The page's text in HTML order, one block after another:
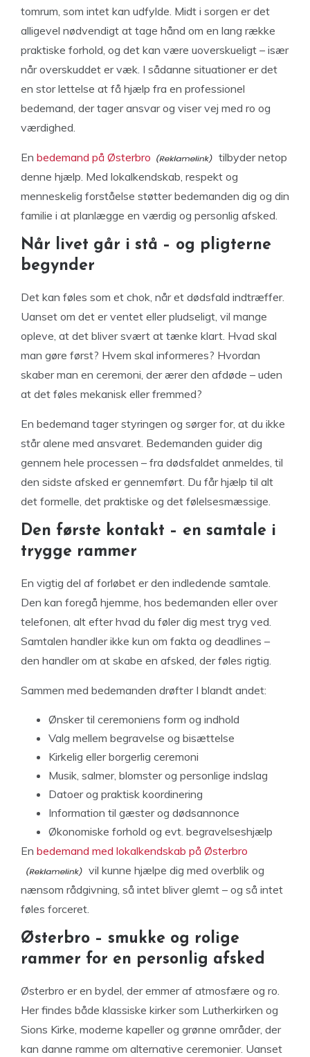
tomrum, som intet kan udfylde. Midt i sorgen er det
alligevel nødvendigt at tage hånd om en lang række
praktiske forhold, og det kan være uoverskueligt – især
når overskuddet er væk. I sådanne situationer er det
en stor lettelse at få hjælp fra en professionel
bedemand, der tager ansvar og viser vej med ro og
værdighed.
En bedemand på Østerbro
tilbyder netop
denne hjælp. Med lokalkendskab, respekt og
menneskelig forståelse støtter bedemanden dig og din
familie i at planlægge en værdig og personlig afsked.
Når livet går i stå – og pligterne
begynder
Det kan føles som et chok, når et dødsfald indtræffer.
Uanset om det er ventet eller pludseligt, vil mange
opleve, at det bliver svært at tænke klart. Hvad skal
man gøre først? Hvem skal informeres? Hvordan
skaber man en ceremoni, der ærer den afdøde – uden
at det føles mekanisk eller fremmed?
En bedemand tager styringen og sørger for, at du ikke
står alene med ansvaret. Bedemanden guider dig
gennem hele processen – fra dødsfaldet anmeldes, til
den sidste afsked er gennemført. Du får hjælp til alt
det formelle, det praktiske og det følelsesmæssige.
Den første kontakt – en samtale i
trygge rammer
En vigtig del af forløbet er den indledende samtale.
Den kan foregå hjemme, hos bedemanden eller over
telefonen, alt efter hvad du føler dig mest tryg ved.
Samtalen handler ikke kun om fakta og deadlines –
den handler om at skabe en afsked, der føles rigtig.
Sammen med bedemanden drøfter I blandt andet:
Ønsker til ceremoniens form og indhold
Valg mellem begravelse og bisættelse
Kirkelig eller borgerlig ceremoni
Musik, salmer, blomster og personlige indslag
Datoer og praktisk koordinering
Information til gæster og dødsannonce
Økonomiske forhold og evt. begravelseshjælp
En bedemand med lokalkendskab på Østerbro
vil kunne hjælpe dig med overblik og
nænsom rådgivning, så intet bliver glemt – og så intet
føles forceret.
Østerbro – smukke og rolige
rammer for en personlig afsked
Østerbro er en bydel, der emmer af atmosfære og ro.
Her findes både klassiske kirker som Lutherkirken og
Sions Kirke, moderne kapeller og grønne områder, der
kan danne ramme om alternative ceremonier. Uanset